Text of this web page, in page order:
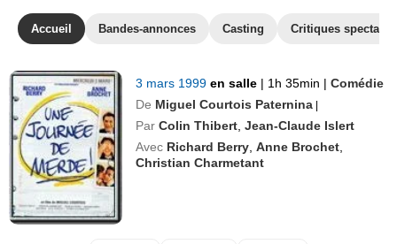
Accueil Bandes-annonces Casting Critiques
3 mars 1999en salle | 1h 35min | Comédie
De Miguel Courtois Paternina
Par Colin Thibert ,Jean-Claude Islert
Avec Richard Berry ,Anne Brochet
Christian Charmetant